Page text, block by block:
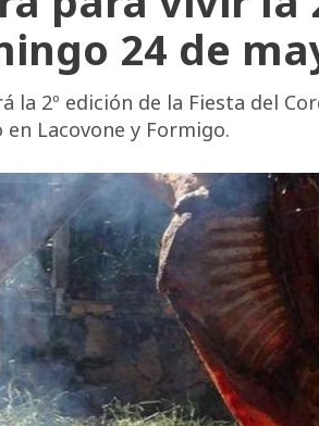
24 de
la 2º edición de la Fiesta del
Lacovone y Formigo.